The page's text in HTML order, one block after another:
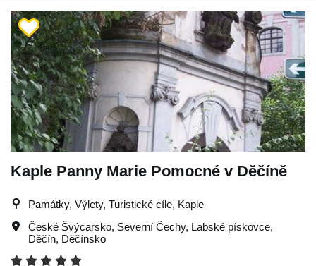
Kaple Panny Marie Pomocné v Děčíně
Památky, Výlety, Turistické cíle, Kaple
České Švýcarsko, Severní Čechy, Labské pískovce,
Děčín, Děčínsko